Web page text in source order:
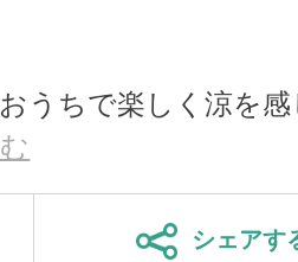
うちで楽しく涼を
シェアす